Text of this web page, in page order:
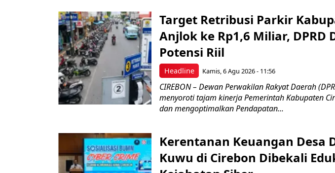
Headline
Target Retribusi Parkir
Anjlok ke Rp1,6 Miliar, DPRD
Potensi Riil
Kamis, 6 Agu 2026 - 11:56
CIREBON – Dewan Perwakilan Rakyat Daerah
menyoroti tajam kinerja Pemerintah Kabupaten
dan mengoptimalkan Pendapatan...
Kerentanan Keuangan Desa
Kuwu di Cirebon Dibekali